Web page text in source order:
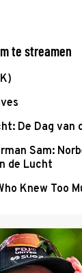
te streamen
De Dag van
Sam:
de Lucht
Knew Too